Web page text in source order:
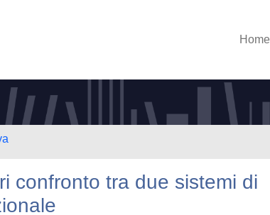
Home
confronto tra due sistemi di